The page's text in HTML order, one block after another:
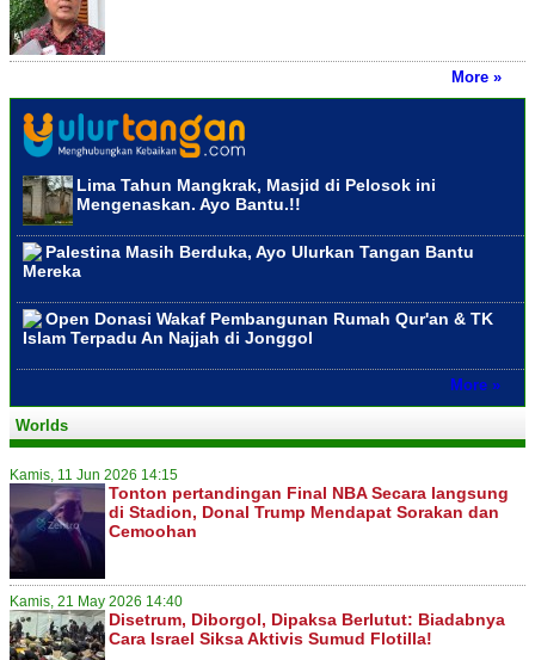
More »
Lima Tahun Mangkrak, Masjid di Pelosok ini
Mengenaskan. Ayo Bantu.!!
Palestina Masih Berduka, Ayo Ulurkan Tangan Bantu
Mereka
Open Donasi Wakaf Pembangunan Rumah Qur'an & TK
Islam Terpadu An Najjah di Jonggol
More »
Worlds
Kamis, 11 Jun 2026 14:15
Tonton pertandingan Final NBA Secara langsung
di Stadion, Donal Trump Mendapat Sorakan dan
Cemoohan
Kamis, 21 May 2026 14:40
Disetrum, Diborgol, Dipaksa Berlutut: Biadabnya
Cara Israel Siksa Aktivis Sumud Flotilla!